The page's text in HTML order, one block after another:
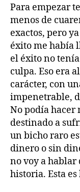
Para empezar
menos de
exactos, pero
éxito me había
el éxito no
culpa. Eso era
carácter, con
impenetrable,
No podía hacer
destinado a
un bicho raro
dinero o sin
no voy a hablar
historia. Esta